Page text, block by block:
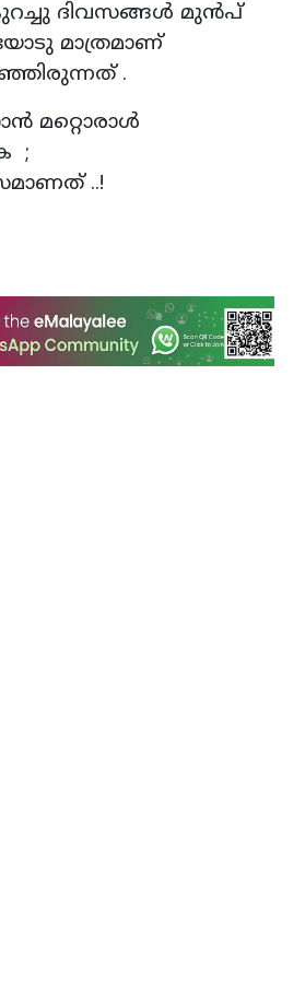
ദിവസങ്ങൾ മുൻപ്
മാത്രമാണ്
.
മറ്റൊരാൾ
;
..!